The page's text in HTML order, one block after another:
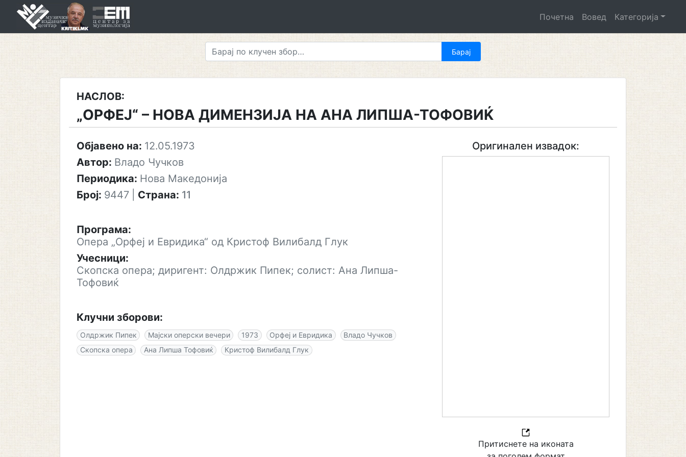
Почетна Вовед Категорија
НАСЛОВ:
„ОРФЕЈ“ – НОВА ДИМЕНЗИЈА НА АНА ЛИПША-ТОФОВИЌ
Објавено на: 12.05.1973
Автор: Владо Чучков
Периодика: Нова Македонија
Број: 9447 Страна: 11
Програма:
Опера „Орфеј и Евридика“ од Кристоф Вилибалд Глук
Учесници:
Скопска опера; диригент: Олдржик Пипек; солист: Ана Липша-
Тофовиќ
Клучни зборови:
Олдржик Пипек Мајски оперски вечери 1973 Орфеј и Евридика
Владо Чучков
Скопска опера
Ана Липша Тофовиќ Кристоф Вилибалд Глук
Оригинален извадок:
Притиснете на иконата